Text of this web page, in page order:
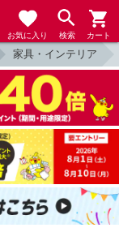
お気に入り 検索 カート
家具・インテリア